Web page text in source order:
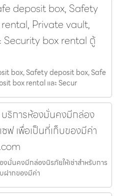
deposit box, Safety
Private vault,
Security box rental ตู้
box, Safety deposit box, Safe
box rental และ Secur
ริการห้องมั่นคงมีกล่อง
ซฟ เพื่อเป็นที่เก็บของมีค่า
มั่นคงมีกล่องนิรภัยให้เช่าสำหรับการ
ฝากของมีค่า